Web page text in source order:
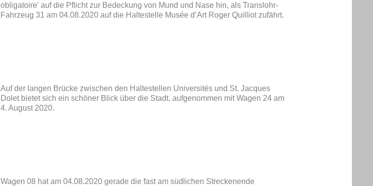
obligatoire' auf die Pflicht zur Bedeckung von Mund und Nase hin, als Translohr-
Fahrzeug 31 am 04.08.2020 auf die Haltestelle Musée d’Art Roger Quilliot zufährt.
Auf der langen Brücke zwischen den Haltestellen Universités und St. Jacques
Dolet bietet sich ein schöner Blick über die Stadt, aufgenommen mit Wagen 24 am
4. August 2020.
Wagen 08 hat am 04.08.2020 gerade die fast am südlichen Streckenende